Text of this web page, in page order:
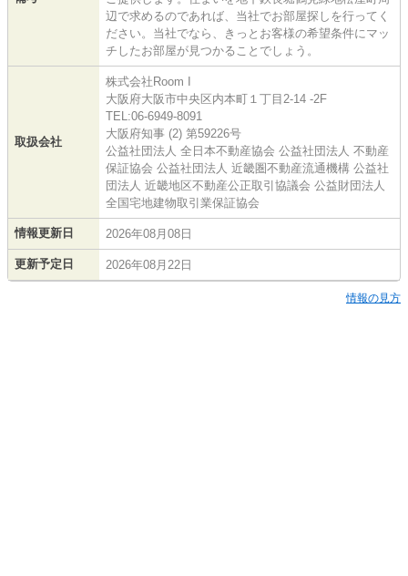
辺で求めるのであれば、当社でお部屋探しを行ってく
ださい。当社でなら、きっとお客様の希望条件にマッ
チしたお部屋が見つかることでしょう。
取扱会社
株式会社Room I
大阪府大阪市中央区内本町１丁目2-14 -2F
TEL:06-6949-8091
大阪府知事 (2) 第59226号
公益社団法人 全日本不動産協会 公益社団法人 不動産
保証協会 公益社団法人 近畿圏不動産流通機構 公益社
団法人 近畿地区不動産公正取引協議会 公益財団法人
全国宅地建物取引業保証協会
情報更新日 2026年08月08日
更新予定日 2026年08月22日
情報の見方